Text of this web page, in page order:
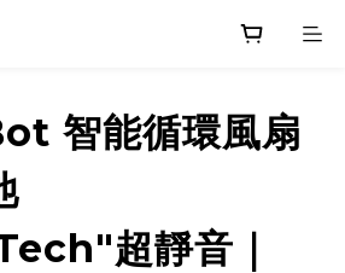
智能循環風扇
超靜音｜